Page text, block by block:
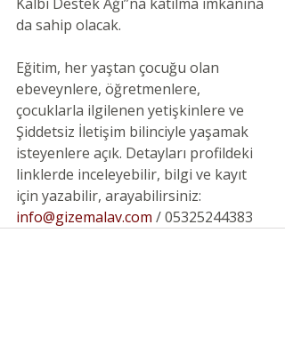
da sahip olacak.
Eğitim, her yaştan çocuğu olan
ebeveynlere, öğretmenlere,
çocuklarla ilgilenen yetişkinlere ve
Şiddetsiz İletişim bilinciyle yaşamak
isteyenlere açık. Detayları profildeki
linklerde inceleyebilir, bilgi ve kayıt
için yazabilir, arayabilirsiniz:
info@gizemalav.com / 05325244383